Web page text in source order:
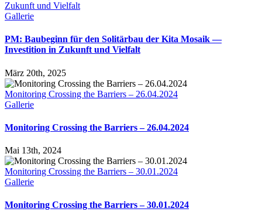
Zukunft und Vielfalt
Gallerie
PM: Baubeginn für den Solitärbau der Kita Mosaik —
Investition in Zukunft und Vielfalt
März 20th, 2025
Monitoring Crossing the Barriers – 26.04.2024
Gallerie
Monitoring Crossing the Barriers – 26.04.2024
Mai 13th, 2024
Monitoring Crossing the Barriers – 30.01.2024
Gallerie
Monitoring Crossing the Barriers – 30.01.2024